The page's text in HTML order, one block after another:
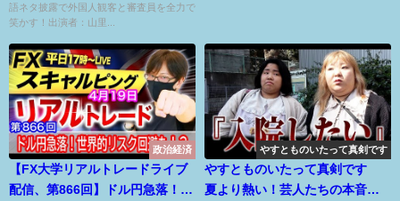
語ネタ披露で外国人観客と審査員を全力で
笑かす！出演者：山里...
政治経済
【FX大学リアルトレードライブ
配信、第866回】ドル円急落！中
やすとものいたって真剣です
やすとものいたって真剣です
夏より熱い！芸人たちの本音ト